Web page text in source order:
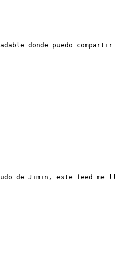
donde puedo
de Jimin, este feed me